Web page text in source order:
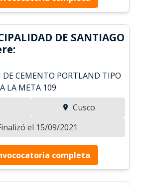
DE SANTIAGO
CEMENTO PORTLAND TIPO
LA META 109
Cusco
el 15/09/2021
completa